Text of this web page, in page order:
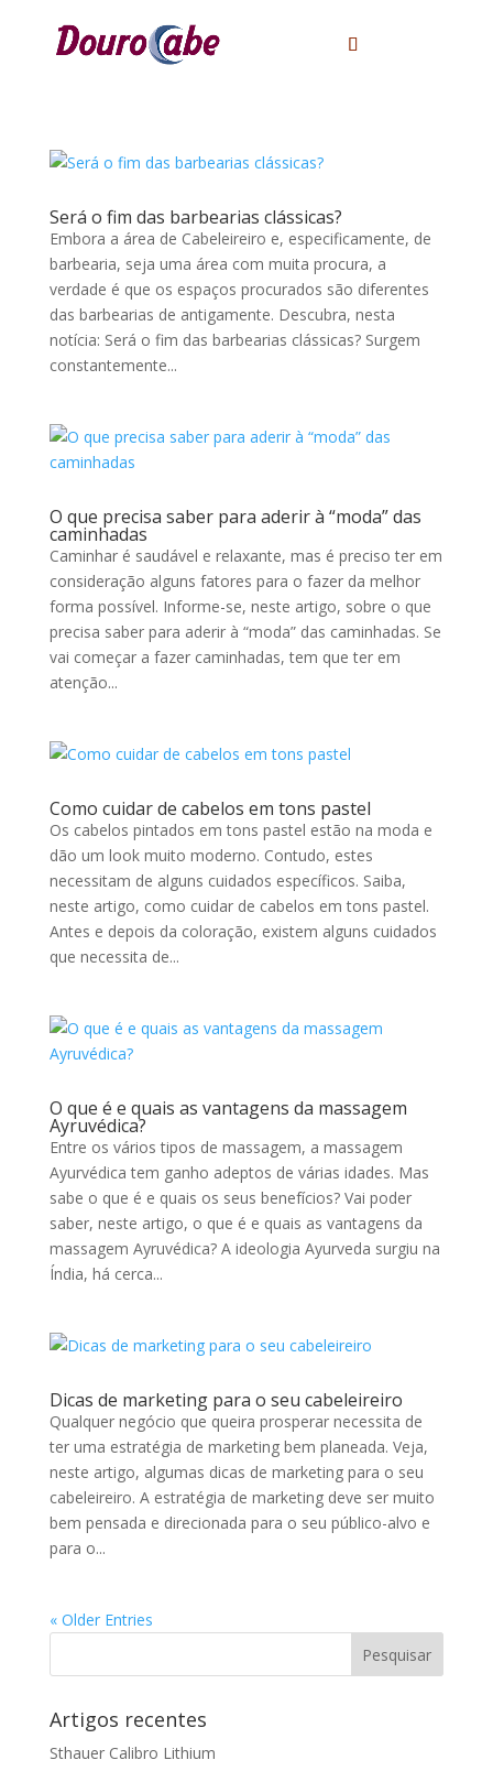
Será o fim das barbearias clássicas?
Embora a área de Cabeleireiro e, especificamente, de
barbearia, seja uma área com muita procura, a
verdade é que os espaços procurados são diferentes
das barbearias de antigamente. Descubra, nesta
notícia: Será o fim das barbearias clássicas? Surgem
constantemente...
O que precisa saber para aderir à “moda” das
caminhadas
Caminhar é saudável e relaxante, mas é preciso ter em
consideração alguns fatores para o fazer da melhor
forma possível. Informe-se, neste artigo, sobre o que
precisa saber para aderir à “moda” das caminhadas. Se
vai começar a fazer caminhadas, tem que ter em
atenção...
Como cuidar de cabelos em tons pastel
Os cabelos pintados em tons pastel estão na moda e
dão um look muito moderno. Contudo, estes
necessitam de alguns cuidados específicos. Saiba,
neste artigo, como cuidar de cabelos em tons pastel.
Antes e depois da coloração, existem alguns cuidados
que necessita de...
O que é e quais as vantagens da massagem
Ayruvédica?
Entre os vários tipos de massagem, a massagem
Ayurvédica tem ganho adeptos de várias idades. Mas
sabe o que é e quais os seus benefícios? Vai poder
saber, neste artigo, o que é e quais as vantagens da
massagem Ayruvédica? A ideologia Ayurveda surgiu na
Índia, há cerca...
Dicas de marketing para o seu cabeleireiro
Qualquer negócio que queira prosperar necessita de
ter uma estratégia de marketing bem planeada. Veja,
neste artigo, algumas dicas de marketing para o seu
cabeleireiro. A estratégia de marketing deve ser muito
bem pensada e direcionada para o seu público-alvo e
para o...
« Older Entries
Artigos recentes
Sthauer Calibro Lithium